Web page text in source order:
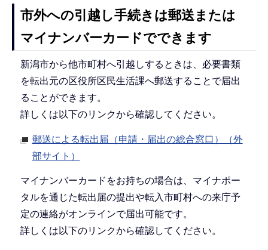
市外への引越し手続きは郵送または
マイナンバーカードでできます
新潟市から他市町村へ引越しするときは、必要書類
を転出元の区役所区民生活課へ郵送することで届出
ることができます。
詳しくは以下のリンクから確認してください。
郵送による転出届（申請・届出の総合窓口）（外
部サイト）
マイナンバーカードをお持ちの場合は、マイナポー
タルを通じた転出届の提出や転入市町村への来庁予
定の連絡がオンラインで届出可能です。
詳しくは以下のリンクから確認してください。